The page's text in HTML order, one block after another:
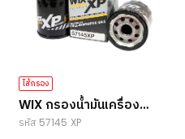
ไส้กรอง
WIX กรองน้ำมันเครื่อง
57145 XP
รหัส 57145 XP